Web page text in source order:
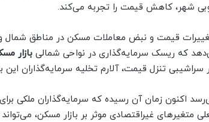
شهر، کاهش قیمت را تجربه می‌کند.
قیمت و نبض معاملات مسکن در مناطق شمال
که ریسک سرمایه‌گذاری در نواحی شمالی بازار
سراشیبی تنزل قیمت، آلارم تخلیه سرمایه‌گذاران این
اکنون زمان آن رسیده که سرمایه‌گذاران ملکی
متغیرهای غیراقتصادی موثر بر بازار مسکن،